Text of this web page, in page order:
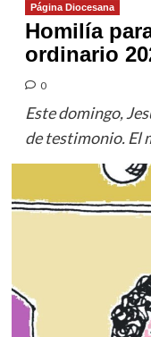
Página Diocesana
Homilía
ordinario
0
Este domingo,
de testimonio. El